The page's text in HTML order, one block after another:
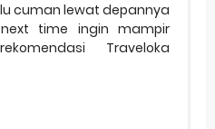
cuman lewat depannya
time ingin mampir
Traveloka